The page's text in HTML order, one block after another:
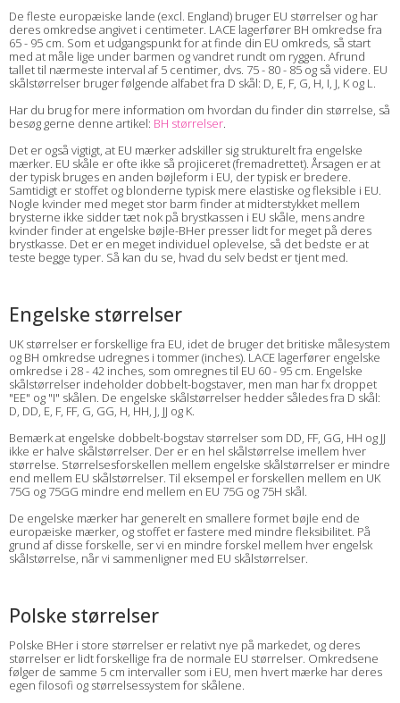
De fleste europæiske lande (excl. England) bruger EU størrelser og har
deres omkredse angivet i centimeter. LACE lagerfører BH omkredse fra
65 - 95 cm. Som et udgangspunkt for at finde din EU omkreds, så start
med at måle lige under barmen og vandret rundt om ryggen. Afrund
tallet til nærmeste interval af 5 centimer, dvs. 75 - 80 - 85 og så videre. EU
skålstørrelser bruger følgende alfabet fra D skål: D, E, F, G, H, I, J, K og L.
Har du brug for mere information om hvordan du finder din størrelse, så
besøg gerne denne artikel: BH størrelser.
Det er også vigtigt, at EU mærker adskiller sig strukturelt fra engelske
mærker. EU skåle er ofte ikke så projiceret (fremadrettet). Årsagen er at
der typisk bruges en anden bøjleform i EU, der typisk er bredere.
Samtidigt er stoffet og blonderne typisk mere elastiske og fleksible i EU.
Nogle kvinder med meget stor barm finder at midterstykket mellem
brysterne ikke sidder tæt nok på brystkassen i EU skåle, mens andre
kvinder finder at engelske bøjle-BHer presser lidt for meget på deres
brystkasse. Det er en meget individuel oplevelse, så det bedste er at
teste begge typer. Så kan du se, hvad du selv bedst er tjent med.
Engelske størrelser
UK størrelser er forskellige fra EU, idet de bruger det britiske målesystem
og BH omkredse udregnes i tommer (inches). LACE lagerfører engelske
omkredse i 28 - 42 inches, som omregnes til EU 60 - 95 cm. Engelske
skålstørrelser indeholder dobbelt-bogstaver, men man har fx droppet
"EE" og "I" skålen. De engelske skålstørrelser hedder således fra D skål:
D, DD, E, F, FF, G, GG, H, HH, J, JJ og K.
Bemærk at engelske dobbelt-bogstav størrelser som DD, FF, GG, HH og JJ
ikke er halve skålstørrelser. Der er en hel skålstørrelse imellem hver
størrelse. Størrelsesforskellen mellem engelske skålstørrelser er mindre
end mellem EU skålstørrelser. Til eksempel er forskellen mellem en UK
75G og 75GG mindre end mellem en EU 75G og 75H skål.
De engelske mærker har generelt en smallere formet bøjle end de
europæiske mærker, og stoffet er fastere med mindre fleksibilitet. På
grund af disse forskelle, ser vi en mindre forskel mellem hver engelsk
skålstørrelse, når vi sammenligner med EU skålstørrelser.
Polske størrelser
Polske BHer i store størrelser er relativt nye på markedet, og deres
størrelser er lidt forskellige fra de normale EU størrelser. Omkredsene
følger de samme 5 cm intervaller som i EU, men hvert mærke har deres
egen filosofi og størrelsessystem for skålene.